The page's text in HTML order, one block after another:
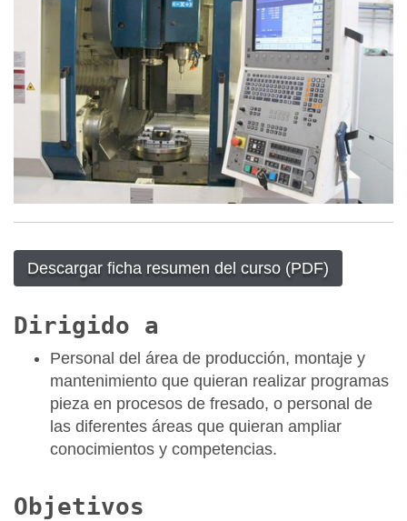
Descargar ficha resumen del curso (PDF)
Dirigido a
Personal del área de producción, montaje y
mantenimiento que quieran realizar programas
pieza en procesos de fresado, o personal de
las diferentes áreas que quieran ampliar
conocimientos y competencias.
Objetivos